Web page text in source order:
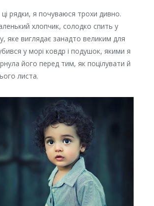
рядки, я почуваюся трохи дивно.
хлопчик, солодко спить у
яке виглядає занадто великим для
у морі ковдр і подушок, якими я
його перед тим, як поцілувати й
листа.